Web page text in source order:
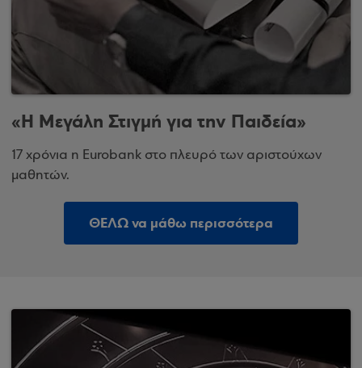
«Η Μεγάλη Στιγμή για την Παιδεία»
17 χρόνια η Eurobank στο πλευρό των αριστούχων
μαθητών.
ΘΕΛΩ να μάθω περισσότερα